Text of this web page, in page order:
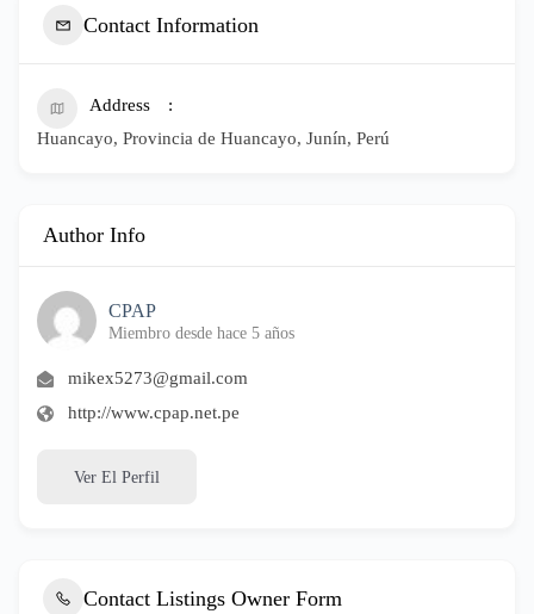
Contact Information
Address
Huancayo, Provincia de Huancayo, Junín, Perú
Author Info
CPAP
Miembro desde hace 5 años
mikex5273@gmail.com
http://www.cpap.net.pe
Ver El Perfil
Contact Listings Owner Form